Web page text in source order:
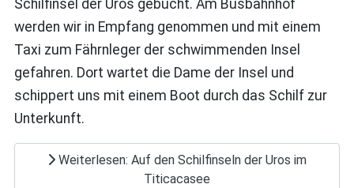
Schilfinsel der Uros gebucht. Am Busbahnhof
werden wir in Empfang genommen und mit einem
Taxi zum Fährnleger der schwimmenden Insel
gefahren. Dort wartet die Dame der Insel und
schippert uns mit einem Boot durch das Schilf zur
Unterkunft.
Weiterlesen: Auf den Schilfinseln der Uros im
Titicacasee